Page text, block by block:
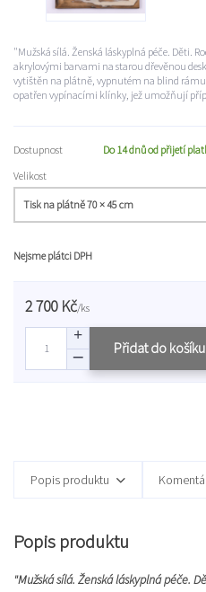
"Mužská sílá. Ženská láskyplná péče. Děti.
akrylovými barvami na starou dřevěnou
vytištěn na plátně, vypnutém na blind
opatřen vypínacími klínky, jež umožňují
Dostupnost
Do 14 dnů od přijetí
Velikost
Nejsme plátci DPH
2 700 Kč/ks
Přidat do košíku
Popis produktu
Popis produktu
"Mužská sílá. Ženská láskyplná péče.